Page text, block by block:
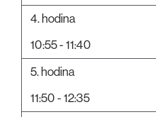
4. hodina
10:55 - 11:40
5. hodina
11:50 - 12:35